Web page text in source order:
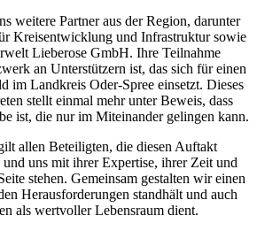
weitere Partner aus der Region, darunter
Kreisentwicklung und Infrastruktur sowie
Lieberose GmbH. Ihre Teilnahme
an Unterstützern ist, das sich für einen
im Landkreis Oder-Spree einsetzt. Dieses
stellt einmal mehr unter Beweis, dass
ist, die nur im Miteinander gelingen kann.
allen Beteiligten, die diesen Auftakt
uns mit ihrer Expertise, ihrer Zeit und
stehen. Gemeinsam gestalten wir einen
Herausforderungen standhält und auch
als wertvoller Lebensraum dient.